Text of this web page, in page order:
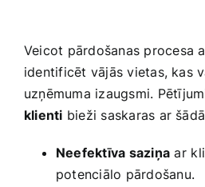
Veicot ‌pārdošanas procesa
identificēt vājās vietas, kas
uzņēmuma izaugsmi.
klienti bieži saskaras ar
Neefektīva saziņa ​ar⁤
potenciālo pārdošanu.